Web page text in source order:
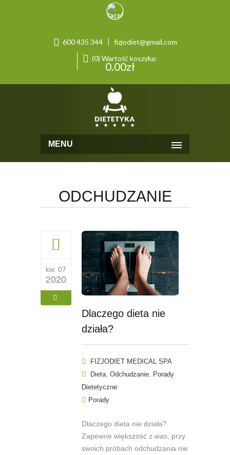
600 435 344
fizjodiet@gmail.com
(0) Wartość koszyka:
0.00zł
MENU
ODCHUDZANIE
kw. 07
2020
Dlaczego dieta nie
działa?
FIZJODIET MEDICAL SPA
Dieta, Odchudzanie, Porady
Dietetyczne
Porady
Dlaczego dieta nie działa?
Zapewne większość z was, przy
swoich próbach odchudzania nie